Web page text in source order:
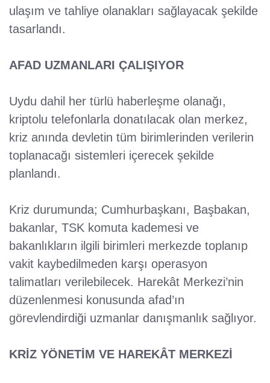
ulaşım ve tahliye olanakları sağlayacak şekilde
tasarlandı.
AFAD UZMANLARI ÇALIŞIYOR
Uydu dahil her türlü haberleşme olanağı,
kriptolu telefonlarla donatılacak olan merkez,
kriz anında devletin tüm birimlerinden verilerin
toplanacağı sistemleri içerecek şekilde
planlandı.
Kriz durumunda; Cumhurbaşkanı, Başbakan,
bakanlar, TSK komuta kademesi ve
bakanlıkların ilgili birimleri merkezde toplanıp
vakit kaybedilmeden karşı operasyon
talimatları verilebilecek. Harekât Merkezi’nin
düzenlenmesi konusunda afad’ın
görevlendirdiği uzmanlar danışmanlık sağlıyor.
KRİZ YÖNETİM VE HAREKÂT MERKEZİ